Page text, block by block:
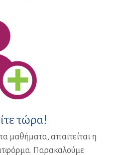
τώρα!
μαθήματα, απαιτείται η
Παρακαλούμε